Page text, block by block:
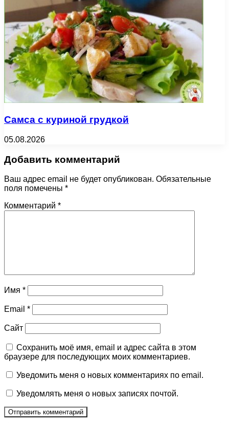
Самса с куриной грудкой
05.08.2026
Добавить комментарий
Ваш адрес email не будет опубликован. Обязательные
поля помечены *
Комментарий *
Имя *
Email *
Сайт
Сохранить моё имя, email и адрес сайта в этом
браузере для последующих моих комментариев.
Уведомить меня о новых комментариях по email.
Уведомлять меня о новых записях почтой.